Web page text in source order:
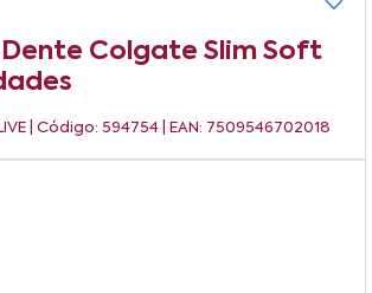
Dente Colgate Slim Soft
| Código: 594754 | EAN: 7509546702018